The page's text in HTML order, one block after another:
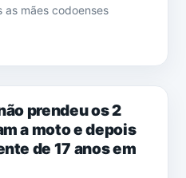
as mães codoenses
prendeu os 2
a moto e depois
de 17 anos em